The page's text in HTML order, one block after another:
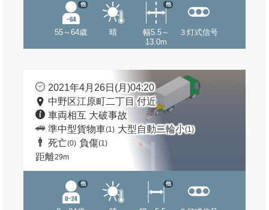
55～64歳
他
晴
幅5.5～
13.0m
他
３灯式信号
2021年4月26日(月)04:20
中野区江原町二丁目 付近
車両相互 大破事故
準中型貨物車(1) 大型自動二輪小(1)
死亡(0) 負傷(1)
距離29m
他 他